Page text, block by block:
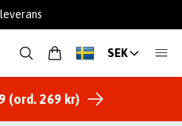
SEK
(ord. 269 kr)